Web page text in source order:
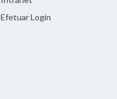
Efetuar Login